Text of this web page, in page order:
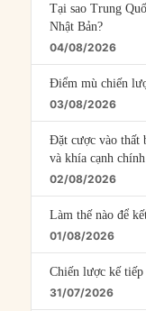
Tại sao Trung
Nhật Bản?
04/08/2026
Điểm mù chiến
03/08/2026
Đặt cược vào thất
và khía cạnh
02/08/2026
Làm thế nào để
01/08/2026
Chiến lược kế
31/07/2026